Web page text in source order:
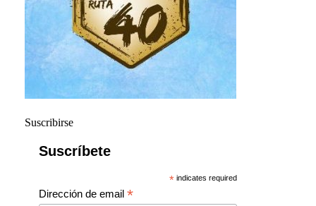
Suscribirse
Suscríbete
* indicates required
Dirección de email *